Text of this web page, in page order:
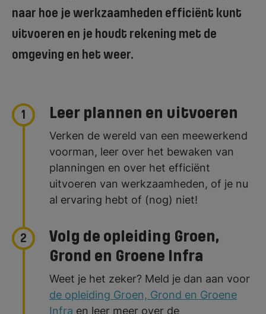
naar hoe je werkzaamheden efficiënt kunt
uitvoeren en je houdt rekening met de
omgeving en het weer.
1 Leer plannen en uitvoeren
Verken de wereld van een meewerkend
voorman, leer over het bewaken van
planningen en over het efficiënt
uitvoeren van werkzaamheden, of je nu
al ervaring hebt of (nog) niet!
2
Volg de opleiding Groen,
Grond en Groene Infra
Weet je het zeker? Meld je dan aan voor
de opleiding Groen, Grond en Groene
Infra en leer meer over de